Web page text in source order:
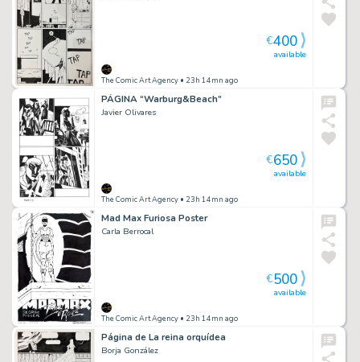
The Comic Art Agency • 23h 14mn ago
available
€400
PÁGINA “Warburg&Beach”
Javier Olivares
The Comic Art Agency • 23h 14mn ago
available
€650
Mad Max Furiosa Poster
Carla Berrocal
The Comic Art Agency • 23h 14mn ago
available
€500
Página de La reina orquídea
Borja González